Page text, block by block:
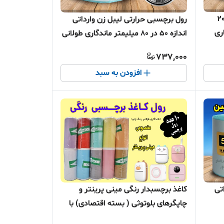
اندازه 30 در 20
رول برچسبی حرارتی لیبل زن وارداتی
اندازه 50 در 80 میلیمتر ماندگاری طولانی
737,000
افزودن به سبد
کاغذ برچسبدار رنگی مینی پرینتر و
چاپگرهای بلوتوثی ( بسته اقتصادی) با